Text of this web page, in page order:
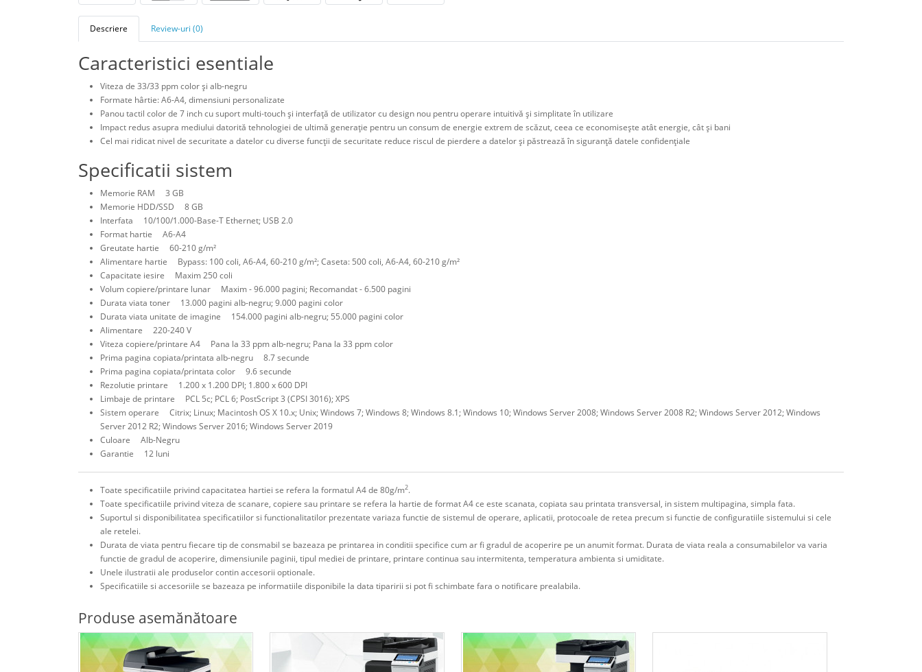
Descriere Review-uri (0)
Caracteristici esentiale
Viteza de 33/33 ppm color şi alb-negru
Formate hârtie: A6-A4, dimensiuni personalizate
Panou tactil color de 7 inch cu suport multi-touch şi interfaţă de utilizator cu design nou pentru operare intuitivă şi simplitate în utilizare
Impact redus asupra mediului datorită tehnologiei de ultimă generaţie pentru un consum de energie extrem de scăzut, ceea ce economiseşte atât energie, cât şi bani
Cel mai ridicat nivel de securitate a datelor cu diverse funcţii de securitate reduce riscul de pierdere a datelor şi păstrează în siguranţă datele confidenţiale
Specificatii sistem
Memorie RAM 3 GB
Memorie HDD/SSD 8 GB
Interfata 10/100/1.000-Base-T Ethernet; USB 2.0
Format hartie A6-A4
Greutate hartie 60-210 g/m²
Alimentare hartie Bypass: 100 coli, A6-A4, 60-210 g/m²; Caseta: 500 coli, A6-A4, 60-210 g/m²
Capacitate iesire Maxim 250 coli
Volum copiere/printare lunar Maxim - 96.000 pagini; Recomandat - 6.500 pagini
Durata viata toner 13.000 pagini alb-negru; 9.000 pagini color
Durata viata unitate de imagine 154.000 pagini alb-negru; 55.000 pagini color
Alimentare 220-240 V
Viteza copiere/printare A4 Pana la 33 ppm alb-negru; Pana la 33 ppm color
Prima pagina copiata/printata alb-negru 8.7 secunde
Prima pagina copiata/printata color 9.6 secunde
Rezolutie printare 1.200 x 1.200 DPI; 1.800 x 600 DPI
Limbaje de printare PCL 5c; PCL 6; PostScript 3 (CPSI 3016); XPS
Sistem operare Citrix; Linux; Macintosh OS X 10.x; Unix; Windows 7; Windows 8; Windows 8.1; Windows 10; Windows Server 2008; Windows Server 2008 R2; Windows Server 2012; Windows
Server 2012 R2; Windows Server 2016; Windows Server 2019
Culoare Alb-Negru
Garantie 12 luni
Toate specificatiile privind capacitatea hartiei se refera la formatul A4 de 80g/m2.
Toate specificatiile privind viteza de scanare, copiere sau printare se refera la hartie de format A4 ce este scanata, copiata sau printata transversal, in sistem multipagina, simpla fata.
Suportul si disponibilitatea specificatiilor si functionalitatilor prezentate variaza functie de sistemul de operare, aplicatii, protocoale de retea precum si functie de configuratiile sistemului si cele
ale retelei.
Durata de viata pentru fiecare tip de consmabil se bazeaza pe printarea in conditii specifice cum ar fi gradul de acoperire pe un anumit format. Durata de viata reala a consumabilelor va varia
functie de gradul de acoperire, dimensiunile paginii, tipul mediei de printare, printare continua sau intermitenta, temperatura ambienta si umiditate.
Unele ilustratii ale produselor contin accesorii optionale.
Specificatiile si accesoriile se bazeaza pe informatiile disponibile la data tiparirii si pot fi schimbate fara o notificare prealabila.
Produse asemănătoare